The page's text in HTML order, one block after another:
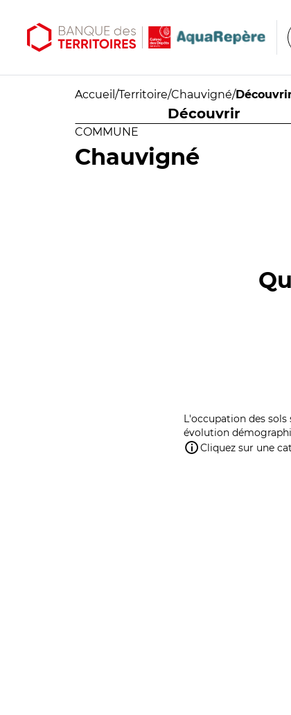
Accueil /Territoire/Chauvigné/
Découvrir
COMMUNE
Chauvigné
L'occupation des
évolution
Cliquez sur une